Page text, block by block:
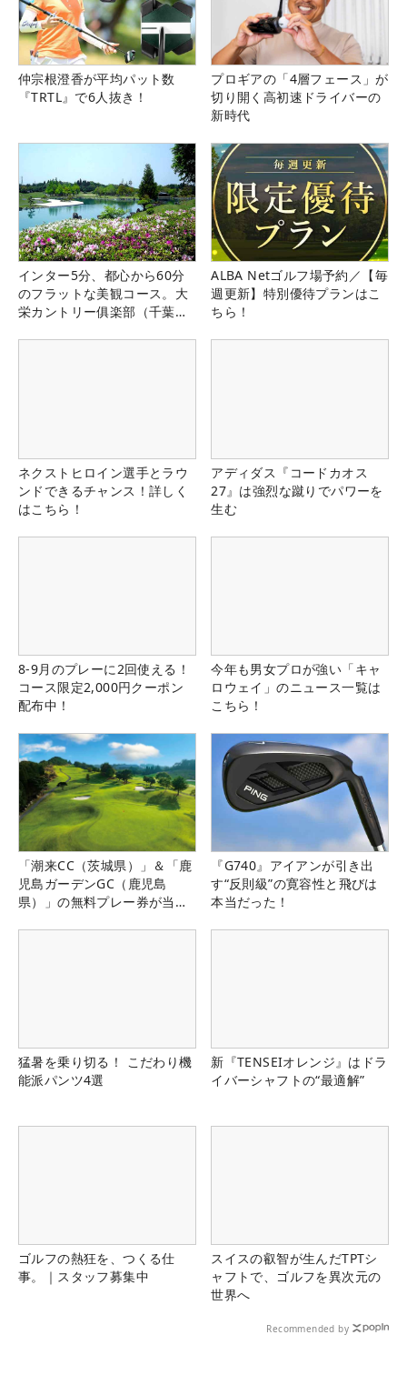
仲宗根澄香が平均パット数
『TRTL』で6人抜き！
プロギアの「4層フェース」が
切り開く高初速ドライバーの
新時代
インター5分、都心から60分
のフラットな美観コース。大
栄カントリー俱楽部（千葉
ALBA Netゴルフ場予約／【毎
週更新】特別優待プランはこ
ちら！
ネクストヒロイン選手とラウ
ンドできるチャンス！詳しく
はこちら！
アディダス『コードカオス
27』は強烈な蹴りでパワーを
生む
8-9月のプレーに2回使える！
コース限定2,000円クーポン
配布中！
今年も男女プロが強い「キャ
ロウェイ」のニュース一覧は
こちら！
「潮来CC（茨城県）」＆「鹿
児島ガーデンGC（鹿児島
県）」の無料プレー券が当た
『G740』アイアンが引き出
す“反則級”の寛容性と飛びは
本当だった！
猛暑を乗り切る！ こだわり機
能派パンツ4選
新『TENSEIオレンジ』はドラ
イバーシャフトの“最適解”
ゴルフの熱狂を、つくる仕
事。｜スタッフ募集中
スイスの叡智が生んだTPTシ
ャフトで、ゴルフを異次元の
世界へ
Recommended by